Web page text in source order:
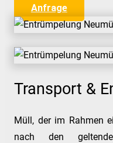
Anfrage
Transport &
Müll, der im Rahmen
nach den